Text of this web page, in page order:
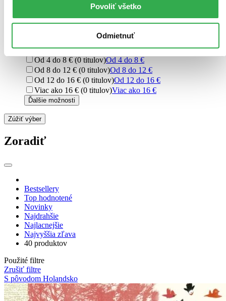
Povoliť všetko
Odmietnuť
pre deti učiace sa čítať (7 titulov)
pre skúsených čitateľov (5 titulov)
čitateľov5
Do 4 € (0 titulov)Do 4 €
Od 4 do 8 € (0 titulov)Od 4 do 8 €
Od 8 do 12 € (0 titulov)Od 8 do 12 €
Od 12 do 16 € (0 titulov)Od 12 do 16 €
Viac ako 16 € (0 titulov)Viac ako 16 €
Ďalšie možnosti
Zúžiť výber
Zoradiť
Bestsellery
Top hodnotené
Novinky
Najdrahšie
Najlacnejšie
Najvyššia zľava
40 produktov
Použité filtre
Zrušiť filtre
S pôvodom Holandsko